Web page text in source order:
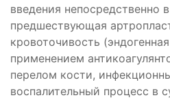
введения непосредственно
предшествующая
кровоточивость
применением
перелом кости,
воспалительный процесс в